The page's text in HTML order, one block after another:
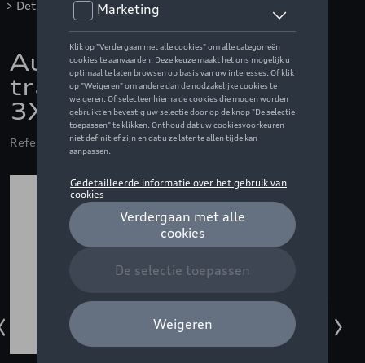
> Detail
Audi F1 Fan korte
trainingsbroek, grijs -
3XL
Referentie: ZZQ3132601107